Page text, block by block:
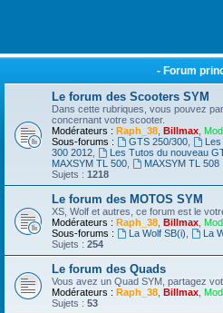
- Forum
Le forum des Scooters SYM
Dans cette rubriques, vous pouvez
concernant votre scooter.
Modérateurs : Raph_38 Billmax
Sous-forums :
GTS 250/300,
300 2012
Les Tutos du nouveau
MAXSYM TL 500
MAXSYM TL 508
Sujets : 1218
Le forum des MOTOS SYM
XS, Wolf et autres, ce forum est le
Modérateurs : Raph_38 Billmax
Sous-forums :
La Wolf SB(i) La
Sujets : 254
Le forum des Quads
Vous avez un Quad SYM, partagez
Modérateurs : Raph_38 Billmax
Sujets : 53